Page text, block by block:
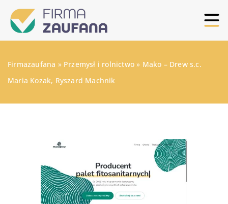
Firmazaufana » Przemysł i rolnictwo » Mako – Drew s.c.
Maria Kozak, Ryszard Machnik